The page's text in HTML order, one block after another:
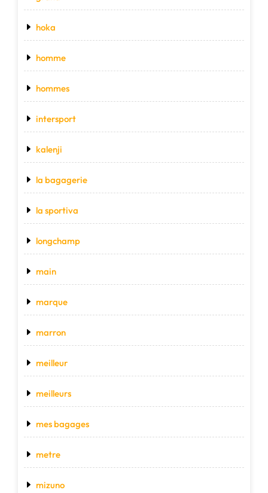
hoka
homme
hommes
intersport
kalenji
la bagagerie
la sportiva
longchamp
main
marque
marron
meilleur
meilleurs
mes bagages
metre
mizuno